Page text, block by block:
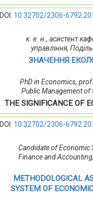
DOI: 10.32702/2306-
к. е. н., асистент
управління,
ЗНАЧЕННЯ
PhD in Economics,
Public Management of
THE SIGNIFICANCE OF
DOI: 10.32702/2306-
Candidate of Economic
Finance and
METHODOLOGICAL
SYSTEM OF